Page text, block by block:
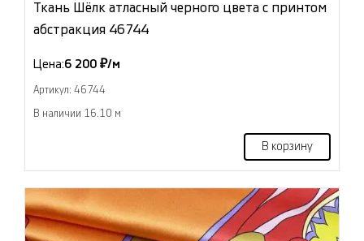
Ткань Шёлк атласный черного цвета с принтом
абстракция 46744
Цена:6 200 ₽/м
Артикул: 46744
В наличии 16.10 м
В корзину